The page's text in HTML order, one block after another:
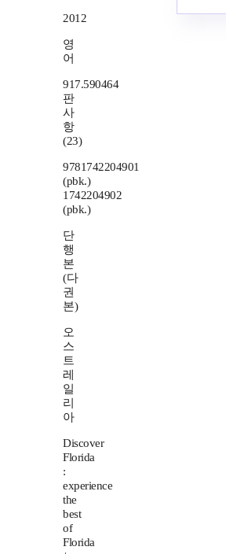
2012
영
어
917.590464
판
사
항
(23)
9781742204901
(pbk.)
1742204902
(pbk.)
단
행
본
(다
권
본)
오
스
트
레
일
리
아
Discover
Florida
:
experience
the
best
of
Florida